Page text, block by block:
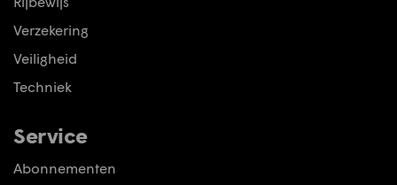
Verzekering
Veiligheid
Techniek
Service
Abonnementen